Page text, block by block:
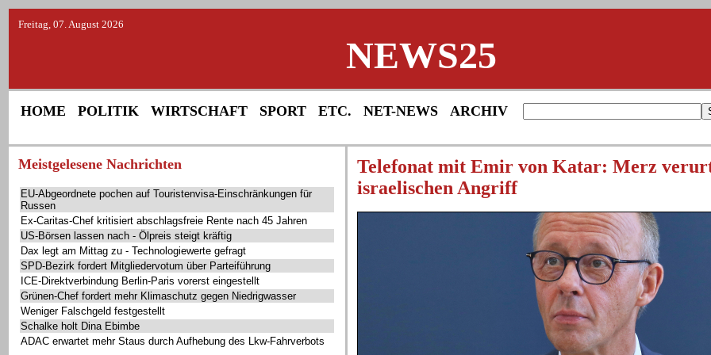
Freitag, 07. August 2026
NEWS25
HOME POLITIK WIRTSCHAFT SPORT ETC. NET-NEWS ARCHIV
Meistgelesene Nachrichten
EU-Abgeordnete pochen auf Touristenvisa-Einschränkungen für
Russen
Ex-Caritas-Chef kritisiert abschlagsfreie Rente nach 45 Jahren
US-Börsen lassen nach - Ölpreis steigt kräftig
Dax legt am Mittag zu - Technologiewerte gefragt
SPD-Bezirk fordert Mitgliedervotum über Parteiführung
ICE-Direktverbindung Berlin-Paris vorerst eingestellt
Grünen-Chef fordert mehr Klimaschutz gegen Niedrigwasser
Weniger Falschgeld festgestellt
Schalke holt Dina Ebimbe
ADAC erwartet mehr Staus durch Aufhebung des Lkw-Fahrverbots
Telefonat mit Emir von Katar: Merz
israelischen Angriff